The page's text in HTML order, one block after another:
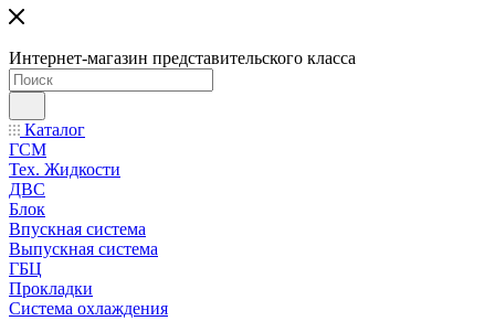
Интернет-магазин представительского класса
Каталог
ГСМ
Тех. Жидкости
ДВС
Блок
Впускная система
Выпускная система
ГБЦ
Прокладки
Система охлаждения